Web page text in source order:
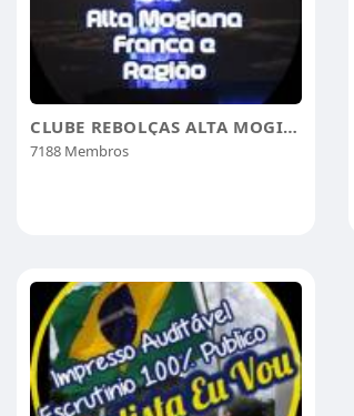
CLUBE REBOLÇAS ALTA MOGIANA
7188 Membros